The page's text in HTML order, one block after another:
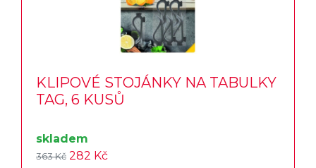
KLIPOVÉ STOJÁNKY NA TABULKY
TAG, 6 KUSŮ
skladem
363 Kč 282 Kč